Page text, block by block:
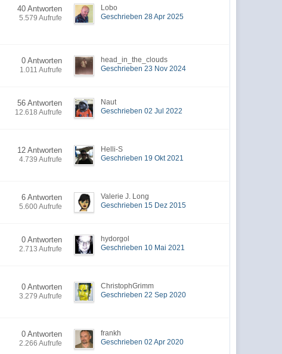
40 Antworten
5.579 Aufrufe
Lobo
Geschrieben 28 Apr 2025
0 Antworten
1.011 Aufrufe
head_in_the_clouds
Geschrieben 23 Nov 2024
56 Antworten
12.618 Aufrufe
Naut
Geschrieben 02 Jul 2022
12 Antworten
4.739 Aufrufe
Helli-S
Geschrieben 19 Okt 2021
6 Antworten
5.600 Aufrufe
Valerie J. Long
Geschrieben 15 Dez 2015
0 Antworten
2.713 Aufrufe
hydorgol
Geschrieben 10 Mai 2021
0 Antworten
3.279 Aufrufe
ChristophGrimm
Geschrieben 22 Sep 2020
0 Antworten
2.266 Aufrufe
frankh
Geschrieben 02 Apr 2020